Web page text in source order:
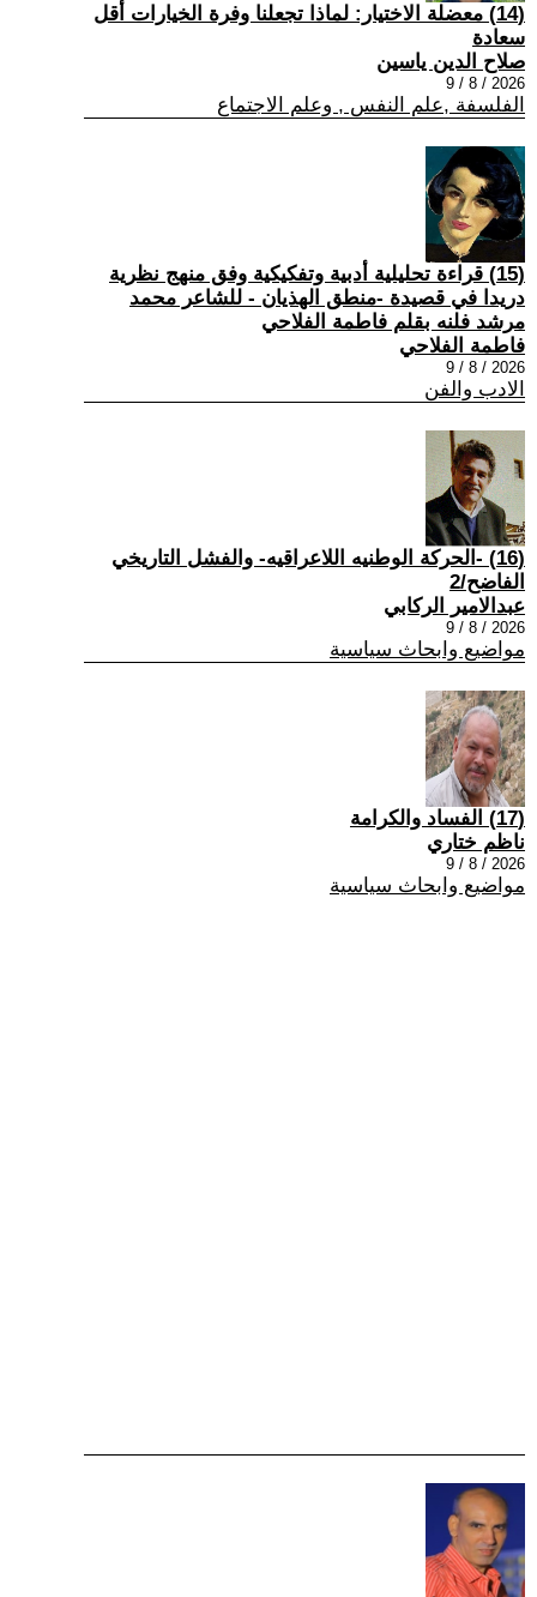
(14) معضلة الاختيار: لماذا تجعلنا وفرة الخيارات أقل
سعادة
صلاح الدين ياسين
2026 / 8 / 9
الفلسفة ,علم النفس , وعلم الاجتماع
(15) قراءة تحليلية أدبية وتفكيكية وفق منهج نظرية
دريدا في قصيدة -منطق الهذيان - للشاعر محمد
مرشد فلنه بقلم فاطمة الفلاحي
فاطمة الفلاحي
2026 / 8 / 9
الادب والفن
(16) -الحركة الوطنيه اللاعراقيه- والفشل التاريخي
الفاضح/2
عبدالامير الركابي
2026 / 8 / 9
مواضيع وابحاث سياسية
(17) الفساد والكرامة
ناظم ختاري
2026 / 8 / 9
مواضيع وابحاث سياسية